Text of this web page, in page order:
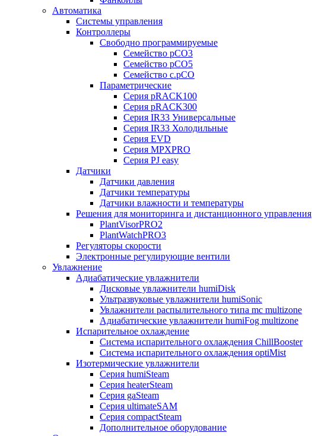
Автоматика
Системы управления
Контроллеры
Свободно программируемые
Семейство pCO3
Семейство pCO5
Семейство c.pCO
Параметрические
Серия pRACK100
Серия pRACK300
Серия IR33 Универсальные
Серия IR33 Холодильные
Серия EVD
Серия MPXPRO
Серия PJ easy
Датчики
Датчики давления
Датчики температуры
Датчики влажности и температуры
Решения для мониторинга и дистанционного управления
PlantVisorPRO2
PlantWatchPRO3
Регуляторы скорости
Электронные регулирующие вентили
Увлажнение
Адиабатические увлажнители
Дисковые увлажнители humiDisk
Ультразвуковые увлажнители humiSonic
Увлажнители распылительного типа mc multizone
Адиабатические увлажнители humiFog multizone
Испарительное охлаждение
Система испарительного охлаждения ChillBooster
Система испарительного охлаждения optiMist
Изотермические увлажнители
Серия humiSteam
Серия heaterSteam
Серия gaSteam
Серия ultimateSAM
Серия compactSteam
Дополнительное оборудование